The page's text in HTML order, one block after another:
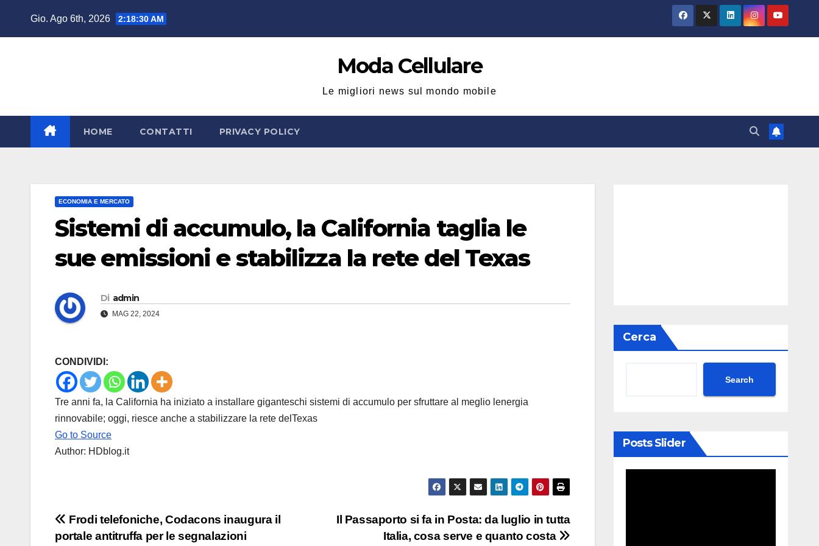
Gio. Ago 6th, 2026 2:18:32 AM
Moda Cellulare
Le migliori news sul mondo mobile
HOME CONTATTI PRIVACY POLICY
ECONOMIA E MERCATO
Sistemi di accumulo, la California taglia le
sue emissioni e stabilizza la rete del Texas
Di admin
MAG 22, 2024
CONDIVIDI:
Tre anni fa, la California ha iniziato a installare giganteschi sistemi di accumulo per sfruttare al meglio lenergia
rinnovabile; oggi, riesce anche a stabilizzare la rete delTexas
Go to Source
Author: HDblog.it
Navigazione
Il Passaporto si fa in Posta: da luglio in tutta
Italia, cosa serve e quanto costa
Frodi telefoniche, Codacons inaugura il
portale antitruffa per le segnalazioni
Cerca
Search
Posts Slider